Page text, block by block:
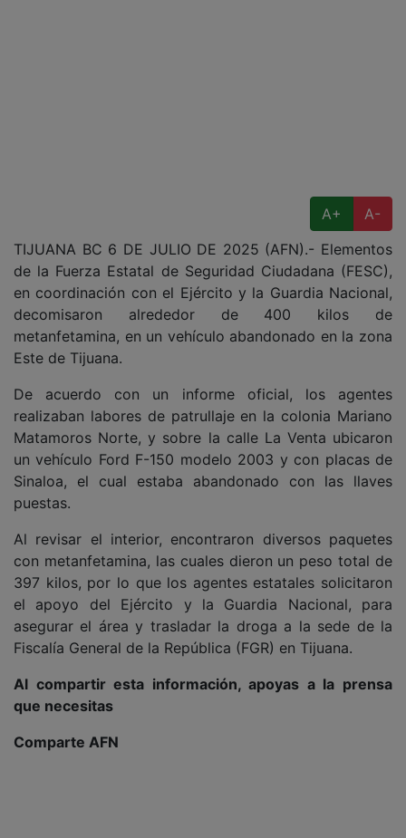
A+
A-
TIJUANA BC 6 DE JULIO DE 2025 (AFN).- Elementos
de la Fuerza Estatal de Seguridad Ciudadana (FESC),
en coordinación con el Ejército y la Guardia Nacional,
decomisaron alrededor de 400 kilos de
metanfetamina, en un vehículo abandonado en la zona
Este de Tijuana.
De acuerdo con un informe oficial, los agentes
realizaban labores de patrullaje en la colonia Mariano
Matamoros Norte, y sobre la calle La Venta ubicaron
un vehículo Ford F-150 modelo 2003 y con placas de
Sinaloa, el cual estaba abandonado con las llaves
puestas.
Al revisar el interior, encontraron diversos paquetes
con metanfetamina, las cuales dieron un peso total de
397 kilos, por lo que los agentes estatales solicitaron
el apoyo del Ejército y la Guardia Nacional, para
asegurar el área y trasladar la droga a la sede de la
Fiscalía General de la República (FGR) en Tijuana.
Al compartir esta información, apoyas a la prensa
que necesitas
Comparte AFN